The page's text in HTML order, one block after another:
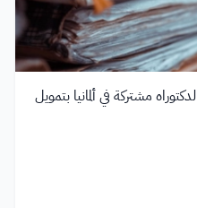
منحة DAAD Cotutelle 2026 لدكتوراه مشتركة في ألمانيا بتمويل